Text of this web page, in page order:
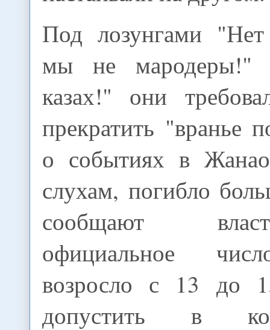
Под лозунгами
мы не мародеры!"
казах!" они
прекратить "вранье
о событиях в
слухам, погибло
сообщают
официальное
возросло с 13 до
допустить в